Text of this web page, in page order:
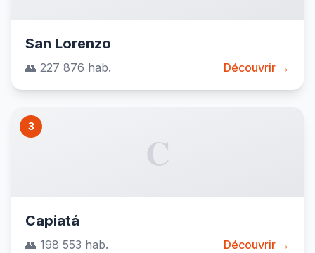
San Lorenzo
👥 227 876 hab. Découvrir →
3
C
Capiatá
👥 198 553 hab. Découvrir →